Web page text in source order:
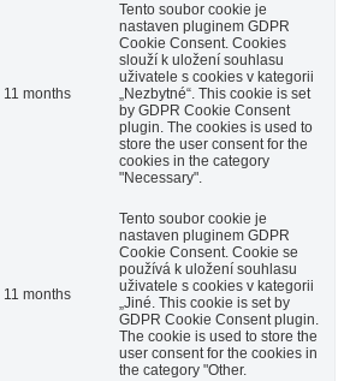
11 months
Tento soubor cookie je
nastaven pluginem GDPR
Cookie Consent. Cookies
slouží k uložení souhlasu
uživatele s cookies v kategorii
„Nezbytné“. This cookie is set
by GDPR Cookie Consent
plugin. The cookies is used to
store the user consent for the
cookies in the category
"Necessary".
11 months
Tento soubor cookie je
nastaven pluginem GDPR
Cookie Consent. Cookie se
používá k uložení souhlasu
uživatele s cookies v kategorii
„Jiné. This cookie is set by
GDPR Cookie Consent plugin.
The cookie is used to store the
user consent for the cookies in
the category "Other.